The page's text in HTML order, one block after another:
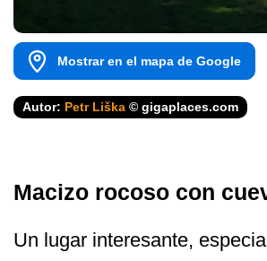
Mostrar en el mapa de Google
Autor: Petr Liška © gigaplaces.com
Macizo rocoso con
Un lugar interesante,